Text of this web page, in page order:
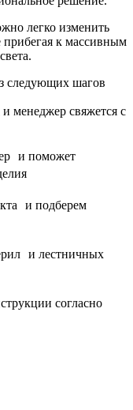
легко изменить
к массивным
следующих шагов
и менеджер свяжется с
и поможет
и подберем
и лестничных
согласно